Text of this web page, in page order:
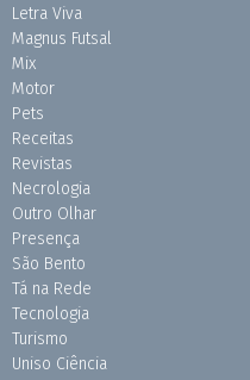
Letra Viva
Magnus Futsal
Mix
Motor
Pets
Receitas
Revistas
Necrologia
Outro Olhar
Presença
São Bento
Tá na Rede
Tecnologia
Turismo
Uniso Ciência